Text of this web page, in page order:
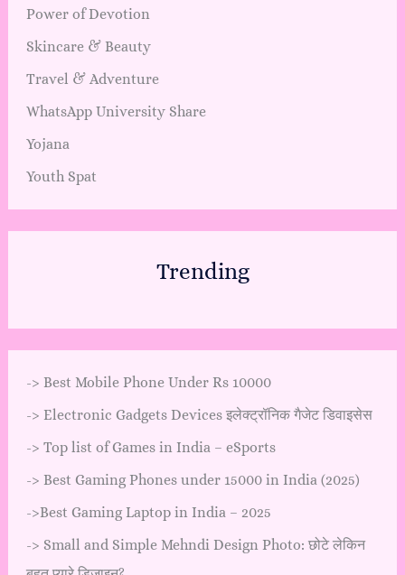
Power of Devotion
Skincare & Beauty
Travel & Adventure
WhatsApp University Share
Yojana
Youth Spat
Trending
-> Best Mobile Phone Under Rs 10000
-> Electronic Gadgets Devices इलेक्ट्रॉनिक गैजेट डिवाइसेस
-> Top list of Games in India – eSports
-> Best Gaming Phones under 15000 in India (2025)
->Best Gaming Laptop in India – 2025
-> Small and Simple Mehndi Design Photo: छोटे लेकिन